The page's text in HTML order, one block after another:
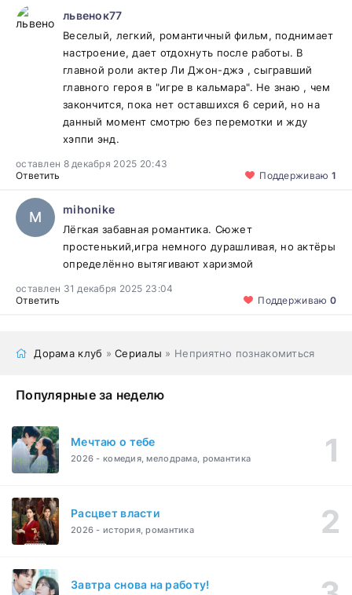
львенок77
Веселый, легкий, романтичный фильм, поднимает
настроение, дает отдохнуть после работы. В
главной роли актер Ли Джон-джэ , сыгравший
главного героя в "игре в кальмара". Не знаю , чем
закончится, пока нет оставшихся 6 серий, но на
данный момент смотрю без перемотки и жду
хэппи энд.
оставлен 8 декабря 2025 20:43
Ответить
Поддерживаю 1
M mihonike
Лёгкая забавная романтика. Сюжет
простенький,игра немного дурашливая, но актёры
определённо вытягивают харизмой
оставлен 31 декабря 2025 23:04
Ответить
Поддерживаю 0
Дорама клуб »Сериалы » Неприятно познакомиться
Популярные за неделю
Мечтаю о тебе
2026 - комедия, мелодрама, романтика
Расцвет власти
2026 - история, романтика
Завтра снова на работу!